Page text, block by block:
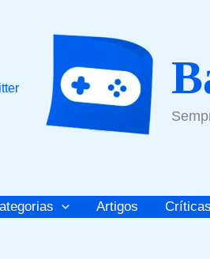
Artigos Críticas